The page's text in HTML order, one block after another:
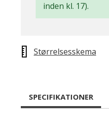
inden kl. 17).
Størrelsesskema
SPECIFIKATIONER